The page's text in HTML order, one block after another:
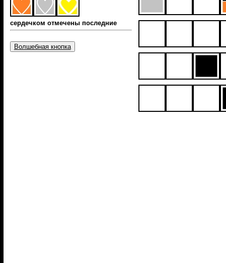
сердечком отмечены последние
Волшебная кнопка